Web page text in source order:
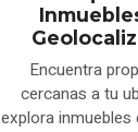
Encuentra
cercanas a tu
explora inmuebles